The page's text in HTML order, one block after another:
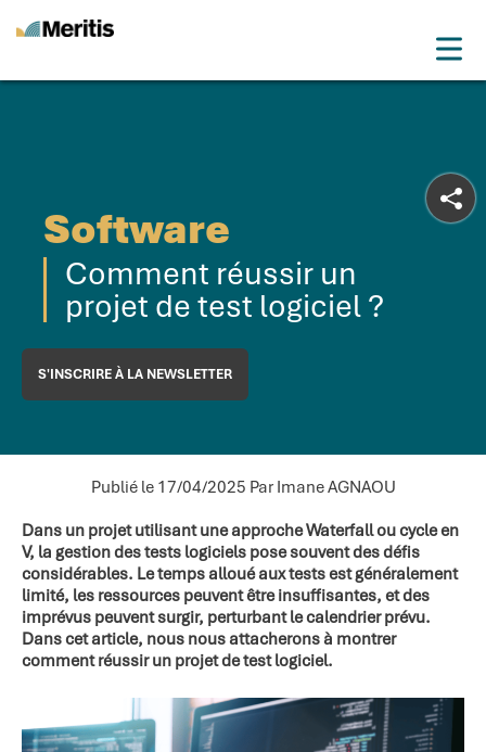
Software
Comment réussir un
projet de test logiciel ?
S'INSCRIRE À LA NEWSLETTER
Publié le 17/04/2025 Par Imane AGNAOU
Dans un projet utilisant une approche Waterfall ou cycle en
V, la gestion des tests logiciels pose souvent des défis
considérables. Le temps alloué aux tests est généralement
limité, les ressources peuvent être insuffisantes, et des
imprévus peuvent surgir, perturbant le calendrier prévu.
Dans cet article, nous nous attacherons à montrer
comment réussir un projet de test logiciel.